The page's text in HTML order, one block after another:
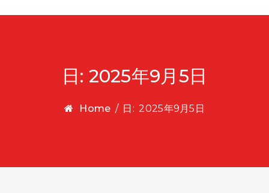
日: 2025年9月5日
Home / 日: 2025年9月5日